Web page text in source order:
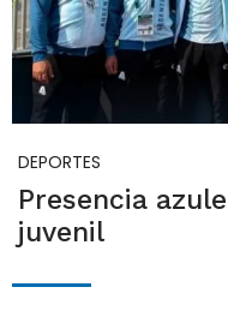
DEPORTES
Presencia
juvenil